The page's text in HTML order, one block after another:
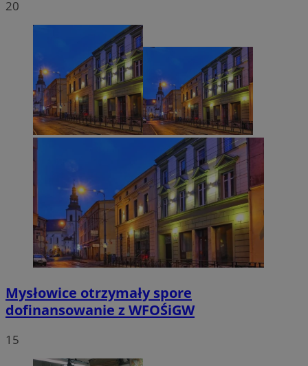
20
Mysłowice otrzymały spore
dofinansowanie z WFOŚiGW
15